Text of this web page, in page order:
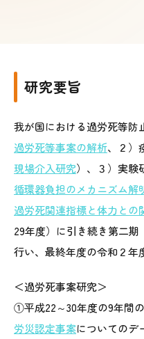
研究要旨
我が国における過労死等防
過労死等事案の解析、２）
現場介入研究）、３）実験
循環器負担のメカニズム解
過労死関連指標と体力との
29年度）に引き続き第二期
行い、最終年度の令和２年
＜過労死事案研究＞
①平成22～30年度の9年間
労災認定事案についてのデ